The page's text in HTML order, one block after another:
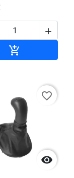



favorite_border